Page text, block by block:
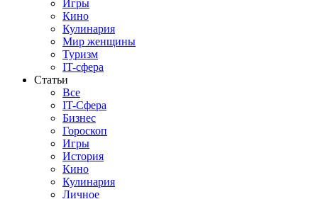
Игры
Кино
Кулинария
Мир женщины
Туризм
IT-сфера
Статьи
Все
IT-Сфера
Бизнес
Гороскоп
Игры
История
Кино
Кулинария
Личное